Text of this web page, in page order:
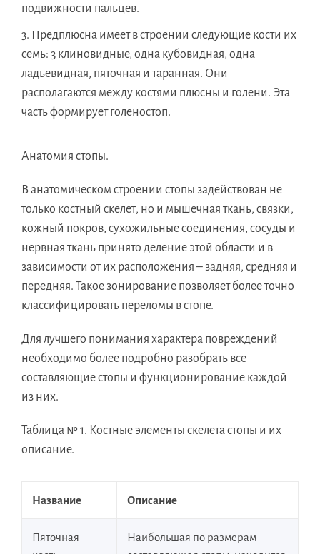
подвижности пальцев.
Предплюсна имеет в строении следующие кости их
семь: 3 клиновидные, одна кубовидная, одна
ладьевидная, пяточная и таранная. Они
располагаются между костями плюсны и голени. Эта
часть формирует голеностоп.
Анатомия стопы.
В анатомическом строении стопы задействован не
только костный скелет, но и мышечная ткань, связки,
кожный покров, сухожильные соединения, сосуды и
нервная ткань принято деление этой области и в
зависимости от их расположения – задняя, средняя и
передняя. Такое зонирование позволяет более точно
классифицировать переломы в стопе.
Для лучшего понимания характера повреждений
необходимо более подробно разобрать все
составляющие стопы и функционирование каждой
из них.
Таблица № 1. Костные элементы скелета стопы и их
описание.
Название Описание
Пяточная
Наибольшая по размерам